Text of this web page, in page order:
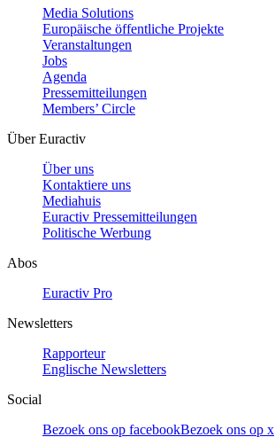
Media Solutions
Europäische öffentliche Projekte
Veranstaltungen
Jobs
Agenda
Pressemitteilungen
Members’ Circle
Über Euractiv
Über uns
Kontaktiere uns
Mediahuis
Euractiv Pressemitteilungen
Politische Werbung
Abos
Euractiv Pro
Newsletters
Rapporteur
Englische Newsletters
Social
Bezoek ons op facebookBezoek ons op x